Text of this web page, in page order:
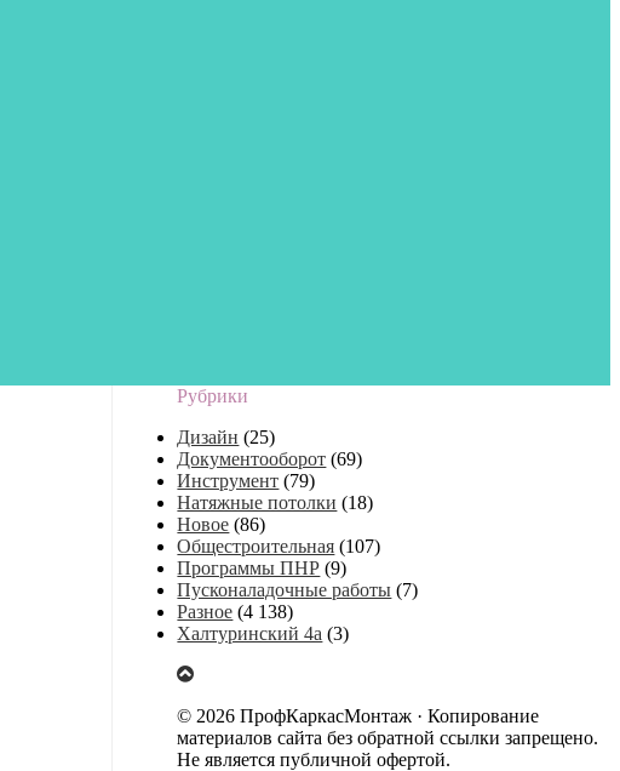
Рубрики
Дизайн (25)
Документооборот (69)
Инструмент (79)
Натяжные потолки (18)
Новое (86)
Общестроительная (107)
Программы ПНР (9)
Пусконаладочные работы (7)
Разное (4 138)
Халтуринский 4а (3)
© 2026 ПрофКаркасМонтаж · Копирование
материалов сайта без обратной ссылки запрещено.
Не является публичной офертой.